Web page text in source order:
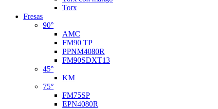
Torx
Fresas
90°
AMC
FM90 TP
PPNM4080R
FM90SDXT13
45°
KM
75°
FM75SP
EPN4080R